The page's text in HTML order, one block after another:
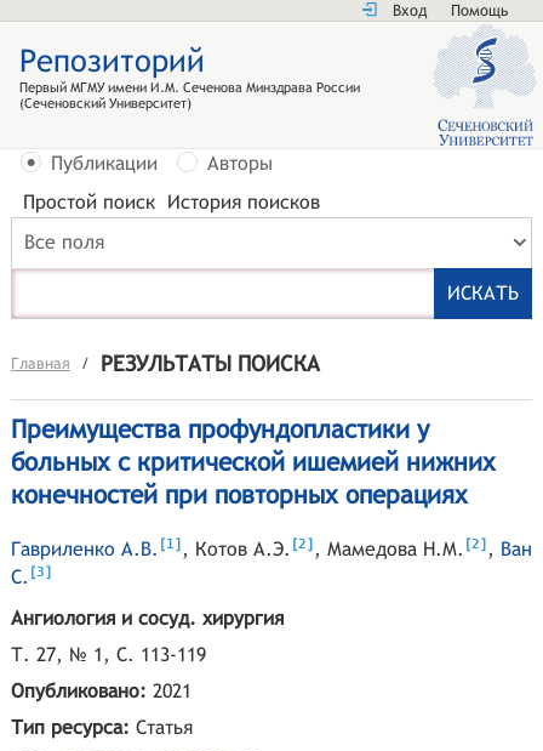
Вход Помощь
Репозиторий
Первый МГМУ имени И.М. Сеченова Минздрава России
(Сеченовский Университет)
Публикации
Авторы
Простой поиск История поисков
Все поля
Главная / РЕЗУЛЬТАТЫ ПОИСКА
Преимущества профундопластики у
больных с критической ишемией нижних
конечностей при повторных операциях
Гавриленко А.В. [1] , Котов А.Э. [2] , Мамедова Н.М. [2] , Ван
С. [3]
Ангиология и сосуд. хирургия
Т. 27, № 1, С. 113-119
Опубликовано: 2021
Тип ресурса: Статья